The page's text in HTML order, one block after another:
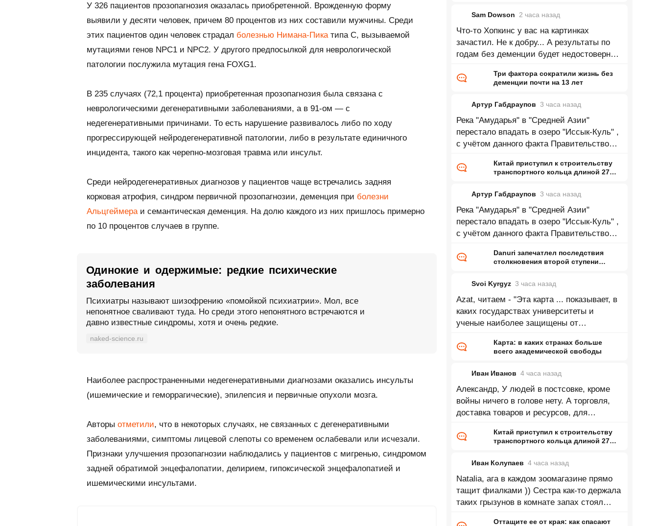
У 326 пациентов прозопагнозия оказалась приобретенной. Врожденную форму
выявили у десяти человек, причем 80 процентов из них составили мужчины. Среди
этих пациентов один человек страдал болезнью Нимана-Пика типа С, вызываемой
мутациями генов NPC1 и NPC2. У другого предпосылкой для неврологической
патологии послужила мутация гена FOXG1.
В 235 случаях (72,1 процента) приобретенная прозопагнозия была связана с
неврологическими дегенеративными заболеваниями, а в 91-ом — с
недегенеративными причинами. То есть нарушение развивалось либо по ходу
прогрессирующей нейродегенеративной патологии, либо в результате единичного
инцидента, такого как черепно-мозговая травма или инсульт.
Среди нейродегенеративных диагнозов у пациентов чаще встречались задняя
корковая атрофия, синдром первичной прозопагнозии, деменция при болезни
Альцгеймера и семантическая деменция. На долю каждого из них пришлось примерно
по 10 процентов случаев в группе.
Одинокие и одержимые: редкие психические
заболевания
Психиатры называют шизофрению «помойкой психиатрии». Мол, все
непонятное сваливают туда. Но среди этого непонятного встречаются и
давно известные синдромы, хотя и очень редкие.
naked-science.ru
Наиболее распространенными недегенеративными диагнозами оказались инсульты
(ишемические и геморрагические), эпилепсия и первичные опухоли мозга.
Авторы отметили, что в некоторых случаях, не связанных с дегенеративными
заболеваниями, симптомы лицевой слепоты со временем ослабевали или исчезали.
Признаки улучшения прозопагнозии наблюдались у пациентов с мигренью, синдромом
задней обратимой энцефалопатии, делирием, гипоксической энцефалопатией и
ишемическими инсультами.
двигателей
Sam Dowson 2 часа назад
Что-то Хопкинс у вас на картинках
зачастил. Не к добру... А результаты по
годам без деменции будет недостоверны
Три фактора сократили жизнь без
деменции почти на 13 лет
Артур Габдраупов 3 часа назад
Река "Амударья" в "Средней Азии"
перестало впадать в озеро "Иссык-Куль" ,
с учётом данного факта Правительство
Китай приступил к строительству
транспортного кольца длиной 27
Артур Габдраупов 3 часа назад
Река "Амударья" в "Средней Азии"
перестало впадать в озеро "Иссык-Куль" ,
с учётом данного факта Правительство
Danuri запечатлел последствия
столкновения второй ступени
Svoi Kyrgyz 3 часа назад
Azat, читаем - "Эта карта ... показывает, в
каких государствах университеты и
ученые наиболее защищены от
Карта: в каких странах больше
всего академической свободы
Иван Иванов 4 часа назад
Александр, У людей в постсовке, кроме
войны ничего в голове нету. А торговля,
доставка товаров и ресурсов, для
Китай приступил к строительству
транспортного кольца длиной 27
Иван Колупаев 4 часа назад
Natalia, ага в каждом зоомагазине прямо
тащит фиалками )) Сестра как-то держала
таких грызунов в комнате запах стоял
Оттащите ее от края: как спасают